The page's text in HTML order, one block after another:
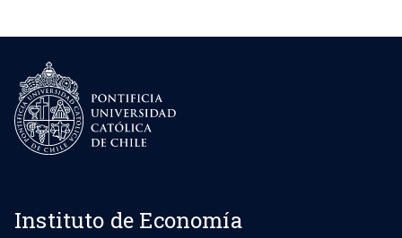
Instituto de Economía